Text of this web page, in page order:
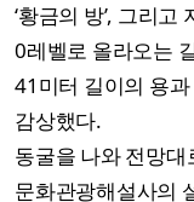
‘황금의 방’, 그리
0레벨로 올라오는
41미터 길이의 용과
감상했다.
동굴을 나와 전망
문화관광해설사의